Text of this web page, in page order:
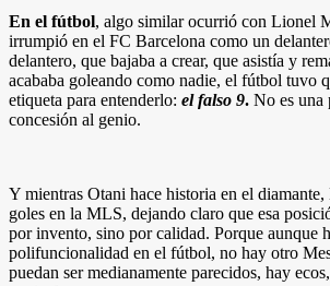
En el fútbol, algo similar ocurrió con Lionel
irrumpió en el FC Barcelona como un
delantero, que bajaba a crear, que asistía y
acababa goleando como nadie, el fútbol tuvo
etiqueta para entenderlo: el falso 9. No es una
concesión al genio.
Y mientras Otani hace historia en el
goles en la MLS, dejando claro que esa
por invento, sino por calidad. Porque aunque
polifuncionalidad en el fútbol, no hay otro
puedan ser medianamente parecidos, hay